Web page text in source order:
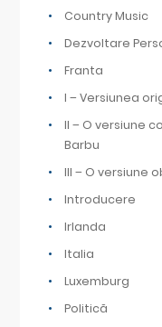
Country Music
Dezvoltare
Franta
I – Versiunea
II – O versiune
Barbu
III – O versiune
Introducere
Irlanda
Italia
Luxemburg
Politică